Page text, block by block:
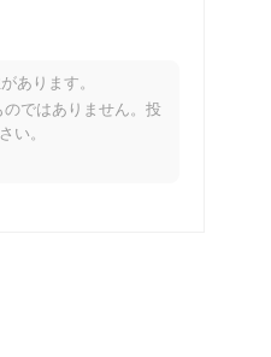
広範な市場のモメン
あります。
ではありません。投
い。